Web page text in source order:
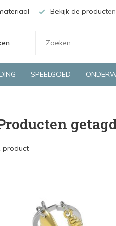
Bekijk de
SPEELGOED
product